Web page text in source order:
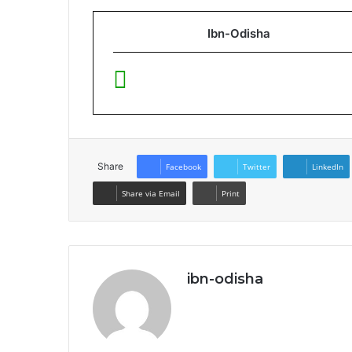
Ibn-Odisha
Share Facebook Twitter LinkedIn
Share via Email Print
ibn-odisha